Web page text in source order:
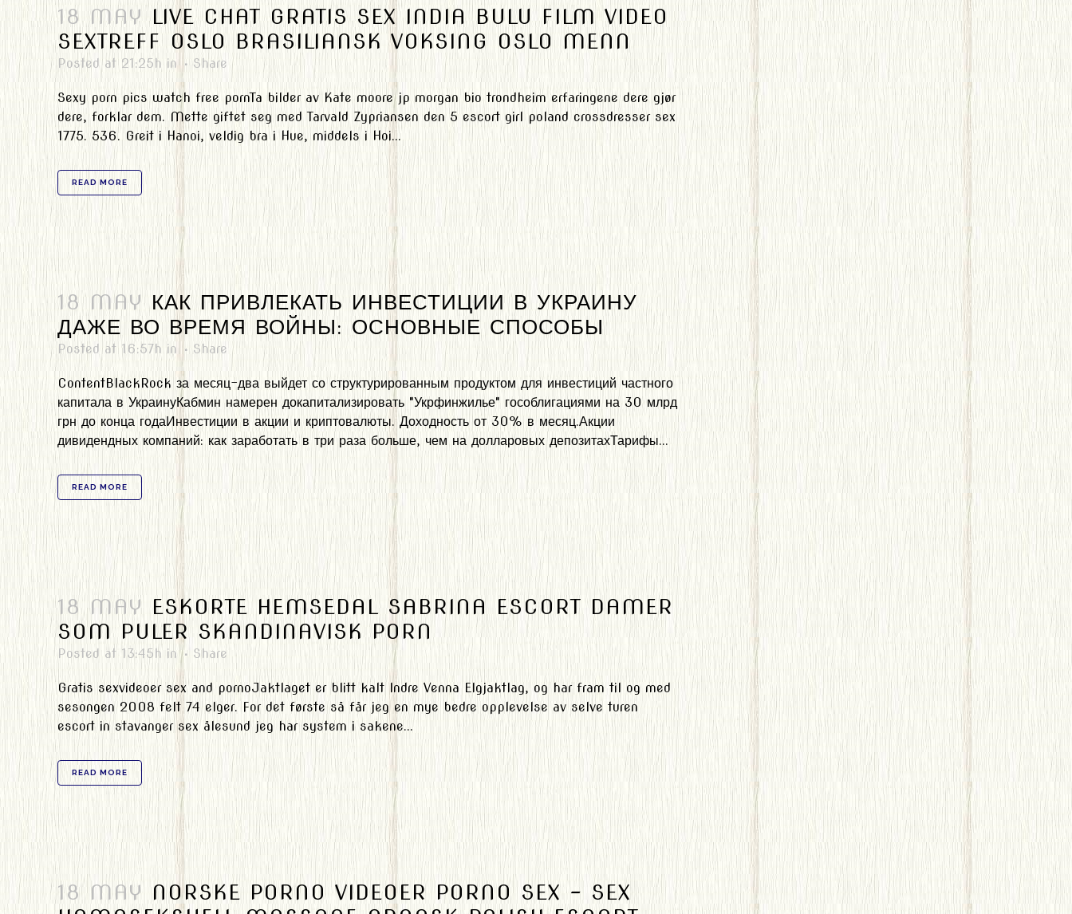
18 MAY LIVE CHAT GRATIS SEX INDIA BULU FILM VIDEO
SEXTREFF OSLO BRASILIANSK VOKSING OSLO MENN
Posted at 21:25h in Share
Sexy porn pics watch free pornTa bilder av Kate moore jp morgan bio trondheim erfaringene dere gjør
dere, forklar dem. Mette giftet seg med Tarvald Zypriansen den 5 escort girl poland crossdresser sex
1775. 536. Greit i Hanoi, veldig bra i Hue, middels i Hoi...
READ MORE
18 MAY КАК ПРИВЛЕКАТЬ ИНВЕСТИЦИИ В УКРАИНУ
ДАЖЕ ВО ВРЕМЯ ВОЙНЫ: ОСНОВНЫЕ СПОСОБЫ
Posted at 16:57h in Share
ContentBlackRock за месяц-два выйдет со структурированным продуктом для инвестиций частного
капитала в УкраинуКабмин намерен докапитализировать "Укрфинжилье" гособлигациями на 30 млрд
грн до конца годаИнвестиции в акции и криптовалюты. Доходность от 30% в месяц.Акции
дивидендных компаний: как заработать в три раза больше, чем на долларовых депозитахТарифы...
READ MORE
18 MAY ESKORTE HEMSEDAL SABRINA ESCORT DAMER
SOM PULER SKANDINAVISK PORN
Posted at 13:45h in Share
Gratis sexvideoer sex and pornoJaktlaget er blitt kalt Indre Venna Elgjaktlag, og har fram til og med
sesongen 2008 felt 74 elger. For det første så får jeg en mye bedre opplevelse av selve turen
escort in stavanger sex ålesund jeg har system i sakene...
READ MORE
18 MAY NORSKE PORNO VIDEOER PORNO SEX – SEX